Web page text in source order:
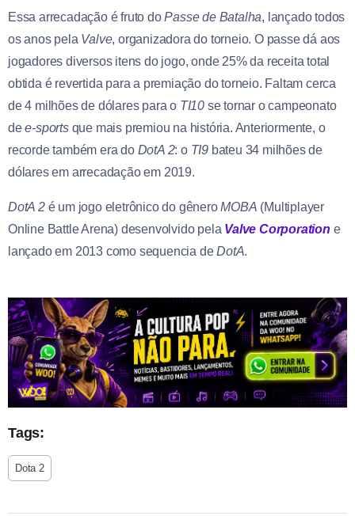
Essa arrecadação é fruto doPasse de Batalha, lançado todos
os anos pela Valve, organizadora do torneio. O passe dá aos
jogadores diversos itens do jogo, onde 25% da receita total
obtida é revertida para a premiação do torneio. Faltam cerca
de 4 milhões de dólares para o TI10 se tornar o campeonato
dee-sportsque mais premiou na história. Anteriormente, o
recorde também era do DotA 2: o TI9 bateu 34 milhões de
dólares em arrecadação em 2019.
DotA 2é um jogo eletrônico do gêneroMOBA (Multiplayer
Online Battle Arena) desenvolvido pela Valve Corporation e
lançado em 2013 como sequencia deDotA.
Tags:
Dota 2